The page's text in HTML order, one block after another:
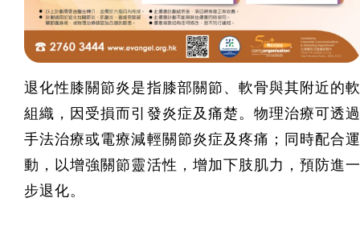
退化性膝關節炎是指膝部關節、軟骨與其附近的
組織，因受損而引發炎症及痛楚。物理治療可透
手法治療或電療減輕關節炎症及疼痛；同時配合
動，以增強關節靈活性，增加下肢肌力，預防進
步退化。